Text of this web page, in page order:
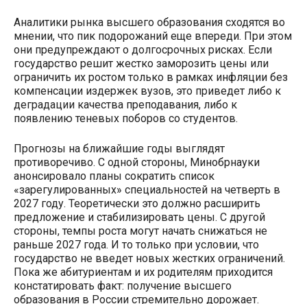
Аналитики рынка высшего образования сходятся во
мнении, что пик подорожаний еще впереди. При этом
они предупреждают о долгосрочных рисках. Если
государство решит жестко заморозить цены или
ограничить их ростом только в рамках инфляции без
компенсации издержек вузов, это приведет либо к
деградации качества преподавания, либо к
появлению теневых поборов со студентов.
Прогнозы на ближайшие годы выглядят
противоречиво. С одной стороны, Минобрнауки
анонсировало планы сократить список
«зарегулированных» специальностей на четверть в
2027 году. Теоретически это должно расширить
предложение и стабилизировать цены. С другой
стороны, темпы роста могут начать снижаться не
раньше 2027 года. И то только при условии, что
государство не введет новых жестких ограничений.
Пока же абитуриентам и их родителям приходится
констатировать факт: получение высшего
образования в России стремительно дорожает.